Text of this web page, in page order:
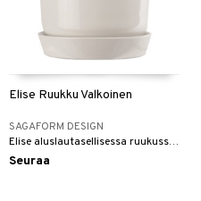
Elise Ruukku Valkoinen
SAGAFORM DESIGN
Elise aluslautasellisessa ruukussa on kaikki oikein. Siinä yhdistyvät muotoilun väri, muodot ja yksityiskohdat käytännöllisyyteen kuten pohjareiät sekä aluslautanen korkein reunoin.
Seuraa